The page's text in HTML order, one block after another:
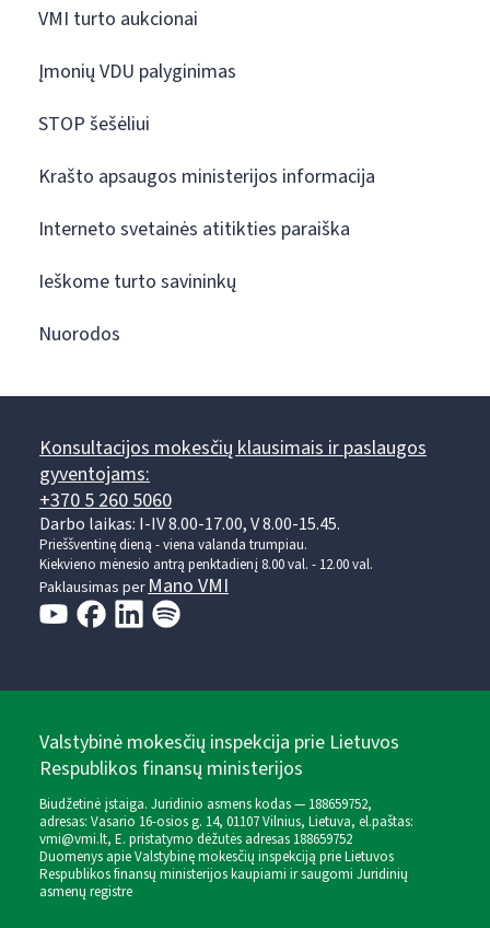
VMI turto aukcionai
Įmonių VDU palyginimas
STOP šešėliui
Krašto apsaugos ministerijos informacija
Interneto svetainės atitikties paraiška
Ieškome turto savininkų
Nuorodos
Konsultacijos mokesčių klausimais ir paslaugos
gyventojams:
+370 5 260 5060
Darbo laikas: I-IV 8.00-17.00, V 8.00-15.45.
Prieššventinę dieną - viena valanda trumpiau.
Kiekvieno mėnesio antrą penktadienį 8.00 val. - 12.00 val.
Paklausimas per Mano VMI
Valstybinė mokesčių inspekcija prie Lietuvos
Respublikos finansų ministerijos
Biudžetinė įstaiga. Juridinio asmens kodas — 188659752,
adresas: Vasario 16-osios g. 14, 01107 Vilnius, Lietuva, el.paštas:
vmi@vmi.lt, E. pristatymo dėžutės adresas 188659752
Duomenys apie Valstybinę mokesčių inspekciją prie Lietuvos
Respublikos finansų ministerijos kaupiami ir saugomi Juridinių
asmenų registre